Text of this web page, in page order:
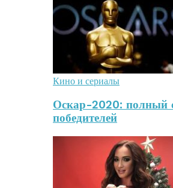
Кино и сериалы
Оскар-2020: полный
победителей